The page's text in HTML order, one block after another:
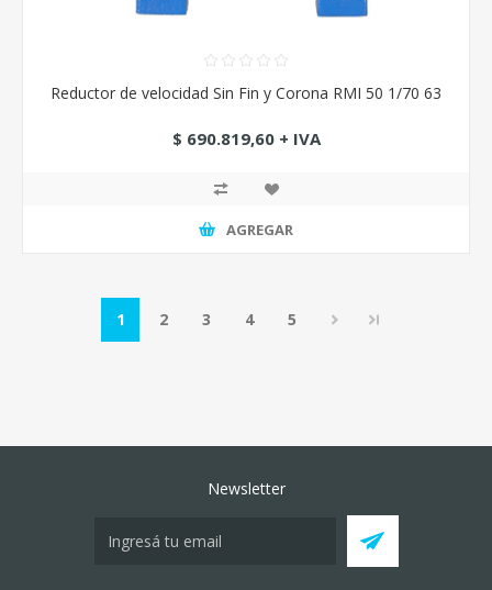
Reductor de velocidad Sin Fin y Corona RMI 50 1/70 63
$ 690.819,60 + IVA
AGREGAR
1 2 3 4 5
Newsletter